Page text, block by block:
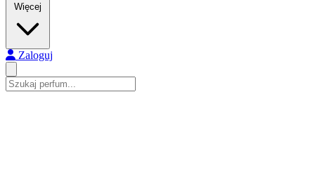
Więcej
Zaloguj